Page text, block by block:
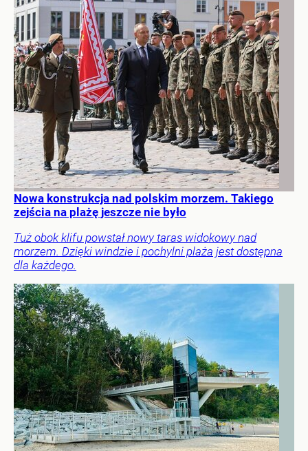
Nowa konstrukcja nad polskim morzem. Takiego
zejścia na plażę jeszcze nie było
Tuż obok klifu powstał nowy taras widokowy nad
morzem. Dzięki windzie i pochylni plaża jest dostępna
dla każdego.